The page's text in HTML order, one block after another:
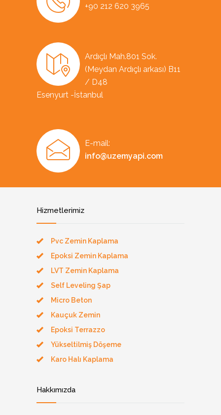
+90 212 620 3965
Ardıçlı Mah.801 Sok.
(Meydan Ardıçlı arkası) B11
/ D48
Esenyurt -İstanbul
E-mail:
info@uzemyapi.com
Hizmetlerimiz
Pvc Zemin Kaplama
Epoksi Zemin Kaplama
LVT Zemin Kaplama
Self Leveling Şap
Micro Beton
Kauçuk Zemin
Epoksi Terrazzo
Yükseltilmiş Döşeme
Karo Halı Kaplama
Hakkımızda